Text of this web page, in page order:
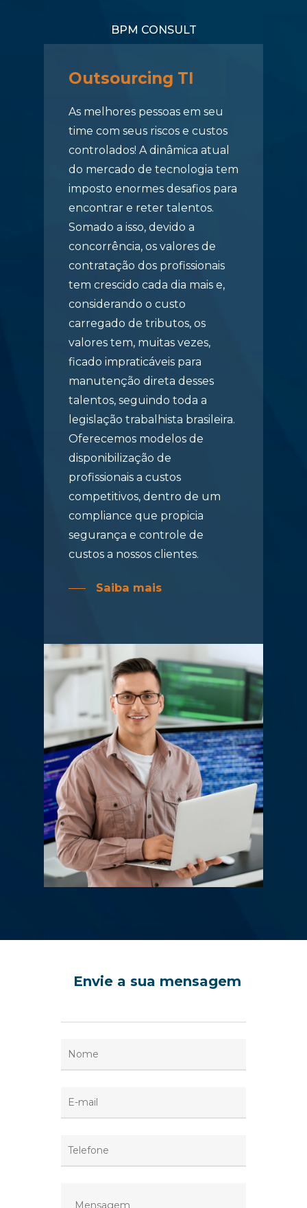
BPM CONSULT
Outsourcing TI
As melhores pessoas em seu
time com seus riscos e custos
controlados! A dinâmica atual
do mercado de tecnologia tem
imposto enormes desafios para
encontrar e reter talentos.
Somado a isso, devido a
concorrência, os valores de
contratação dos profissionais
tem crescido cada dia mais e,
considerando o custo
carregado de tributos, os
valores tem, muitas vezes,
ficado impraticáveis para
manutenção direta desses
talentos, seguindo toda a
legislação trabalhista brasileira.
Oferecemos modelos de
disponibilização de
profissionais a custos
competitivos, dentro de um
compliance que propicia
segurança e controle de
custos a nossos clientes.
Saiba mais
Envie a sua mensagem